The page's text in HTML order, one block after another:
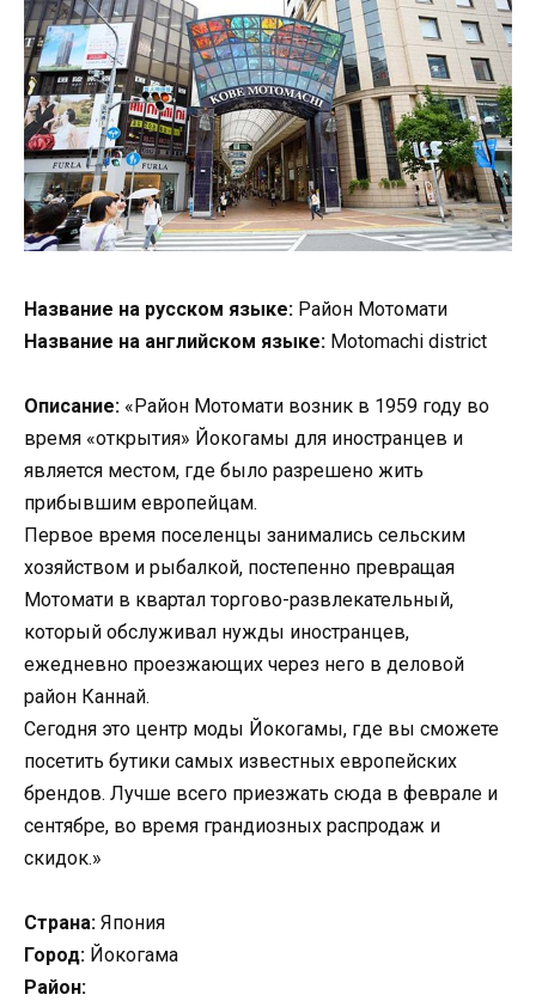
Название на русском языке: Район Мотомати
Название на английском языке: Motomachi district
Описание: «Район Мотомати возник в 1959 году во
время «открытия» Йокогамы для иностранцев и
является местом, где было разрешено жить
прибывшим европейцам.
Первое время поселенцы занимались сельским
хозяйством и рыбалкой, постепенно превращая
Мотомати в квартал торгово-развлекательный,
который обслуживал нужды иностранцев,
ежедневно проезжающих через него в деловой
район Каннай.
Сегодня это центр моды Йокогамы, где вы сможете
посетить бутики самых известных европейских
брендов. Лучше всего приезжать сюда в феврале и
сентябре, во время грандиозных распродаж и
скидок.»
Страна: Япония
Город: Йокогама
Район: